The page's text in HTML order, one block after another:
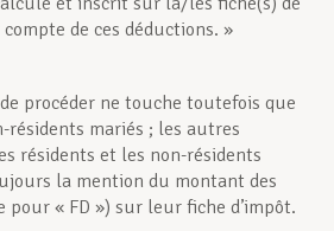
de ces déductions. »
procéder ne touche toutefois que
mariés ; les autres
résidents et les non-résidents
la mention du montant des
« FD ») sur leur fiche d’impôt.